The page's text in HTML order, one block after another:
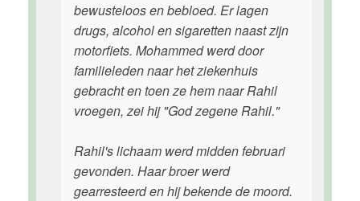
bewusteloos en bebloed. Er lagen
drugs, alcohol en sigaretten naast zijn
motorfiets. Mohammed werd door
familieleden naar het ziekenhuis
gebracht en toen ze hem naar Rahil
vroegen, zei hij "God zegene Rahil."
Rahil's lichaam werd midden februari
gevonden. Haar broer werd
gearresteerd en hij bekende de moord.